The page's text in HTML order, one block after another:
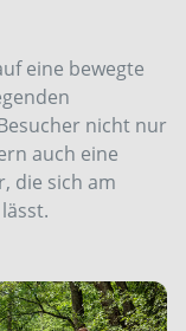
eine bewegte
nicht nur
auch eine
die sich am